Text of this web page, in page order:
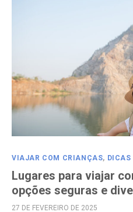
VIAJAR COM CRIANÇAS, DICAS
Lugares para viajar
opções seguras e
POSTED
27 DE FEVEREIRO DE 2025